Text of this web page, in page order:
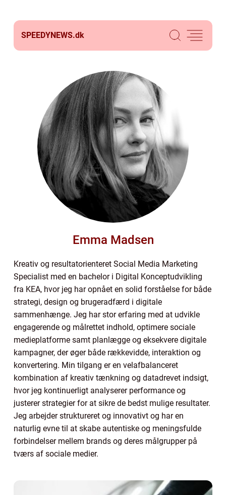
SPEEDYNEWS.dk
Emma Madsen
Kreativ og resultatorienteret Social Media Marketing
Specialist med en bachelor i Digital Konceptudvikling
fra KEA, hvor jeg har opnået en solid forståelse for både
strategi, design og brugeradfærd i digitale
sammenhænge. Jeg har stor erfaring med at udvikle
engagerende og målrettet indhold, optimere sociale
medieplatforme samt planlægge og eksekvere digitale
kampagner, der øger både rækkevidde, interaktion og
konvertering. Min tilgang er en velafbalanceret
kombination af kreativ tænkning og datadrevet indsigt,
hvor jeg kontinuerligt analyserer performance og
justerer strategier for at sikre de bedst mulige resultater.
Jeg arbejder struktureret og innovativt og har en
naturlig evne til at skabe autentiske og meningsfulde
forbindelser mellem brands og deres målgrupper på
tværs af sociale medier.